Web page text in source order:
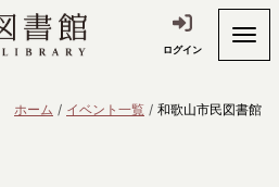
ログイン
ホーム イベント一覧 和歌山市民図書館